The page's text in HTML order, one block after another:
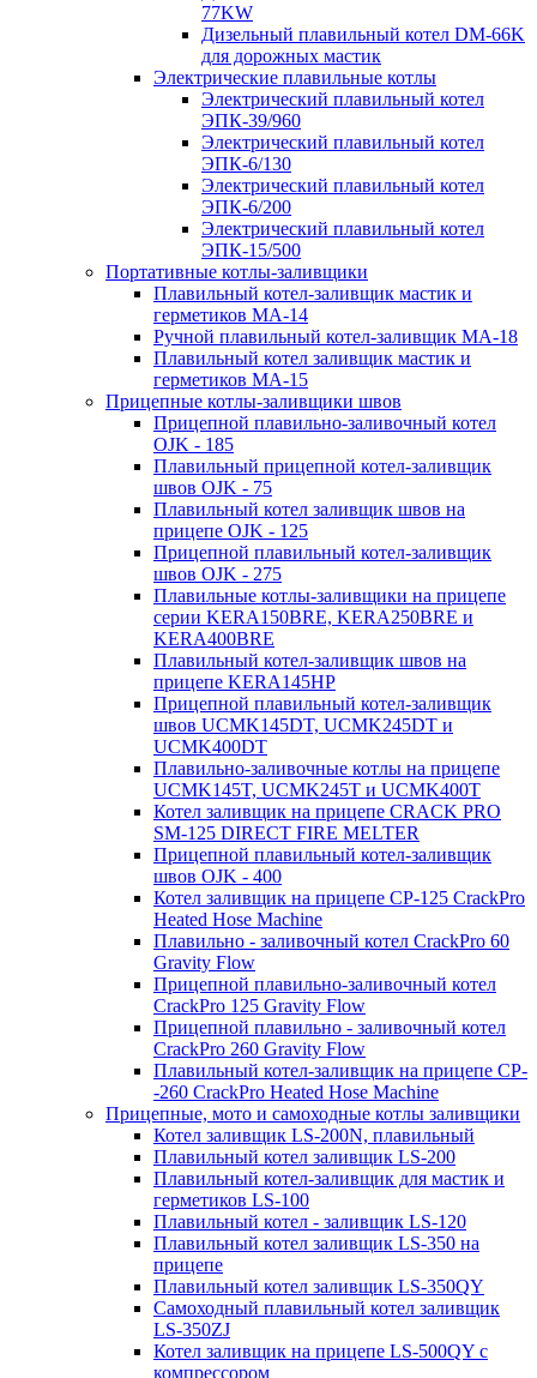
77KW
Дизельный плавильный котел DM-66K
для дорожных мастик
Электрические плавильные котлы
Электрический плавильный котел
ЭПК-39/960
Электрический плавильный котел
ЭПК-6/130
Электрический плавильный котел
ЭПК-6/200
Электрический плавильный котел
ЭПК-15/500
Портативные котлы-заливщики
Плавильный котел-заливщик мастик и
герметиков МА-14
Ручной плавильный котел-заливщик МА-18
Плавильный котел заливщик мастик и
герметиков МА-15
Прицепные котлы-заливщики швов
Прицепной плавильно-заливочный котел
OJK - 185
Плавильный прицепной котел-заливщик
швов OJK - 75
Плавильный котел заливщик швов на
прицепе OJK - 125
Прицепной плавильный котел-заливщик
швов OJK - 275
Плавильные котлы-заливщики на прицепе
серии KERA150BRE, KERA250BRE и
KERA400BRE
Плавильный котел-заливщик швов на
прицепе KERA145HP
Прицепной плавильный котел-заливщик
швов UCMK145DT, UCMK245DT и
UCMK400DT
Плавильно-заливочные котлы на прицепе
UCMK145T, UCMK245T и UCMK400T
Котел заливщик на прицепе CRACK PRO
SM-125 DIRECT FIRE MELTER
Прицепной плавильный котел-заливщик
швов OJK - 400
Котел заливщик на прицепе CP-125 CrackPro
Heated Hose Machine
Плавильно - заливочный котел CrackPro 60
Gravity Flow
Прицепной плавильно-заливочный котел
CrackPro 125 Gravity Flow
Прицепной плавильно - заливочный котел
CrackPro 260 Gravity Flow
Плавильный котел-заливщик на прицепе CP-
-260 CrackPro Heated Hose Machine
Прицепные, мото и самоходные котлы заливщики
Котел заливщик LS-200N, плавильный
Плавильный котел заливщик LS-200
Плавильный котел-заливщик для мастик и
герметиков LS-100
Плавильный котел - заливщик LS-120
Плавильный котел заливщик LS-350 на
прицепе
Плавильный котел заливщик LS-350QY
Самоходный плавильный котел заливщик
LS-350ZJ
Котел заливщик на прицепе LS-500QY с
компрессором